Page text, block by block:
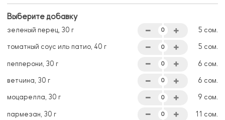
Выберите добавку
зеленый перец, 30 г 5 сом.
томатный соус иль патио, 40 г 5 сом.
пепперони, 30 г 6 сом.
ветчина, 30 г 6 сом.
моцарелла, 30 г 9 сом.
пармезан, 30 г 11 сом.